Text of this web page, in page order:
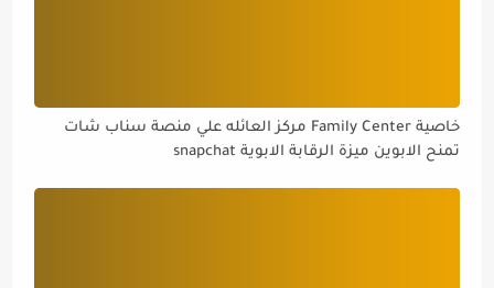
خاصية Family Center مركز العائله علي منصة سناب شات
تمنح الابوين ميزة الرقابة الابوية snapchat